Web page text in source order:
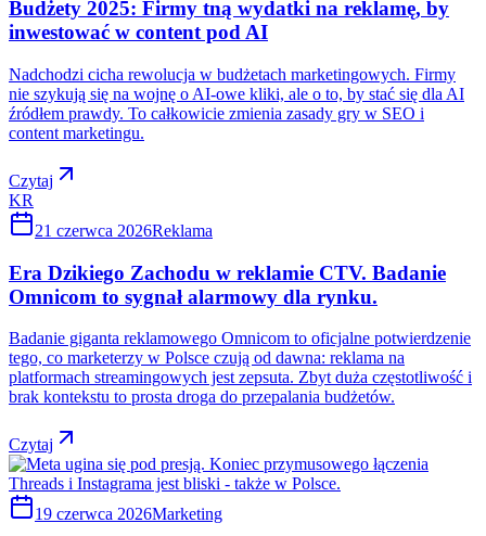
Budżety 2025: Firmy tną wydatki na reklamę, by
inwestować w content pod AI
Nadchodzi cicha rewolucja w budżetach marketingowych. Firmy
nie szykują się na wojnę o AI-owe kliki, ale o to, by stać się dla AI
źródłem prawdy. To całkowicie zmienia zasady gry w SEO i
content marketingu.
Czytaj
KR
21 czerwca 2026Reklama
Era Dzikiego Zachodu w reklamie CTV. Badanie
Omnicom to sygnał alarmowy dla rynku.
Badanie giganta reklamowego Omnicom to oficjalne potwierdzenie
tego, co marketerzy w Polsce czują od dawna: reklama na
platformach streamingowych jest zepsuta. Zbyt duża częstotliwość i
brak kontekstu to prosta droga do przepalania budżetów.
Czytaj
19 czerwca 2026Marketing